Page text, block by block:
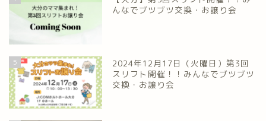
んなでブツブツ交換・お譲り会
5
2024年12月17日（火曜日）第3回
スリフト開催！！みんなでブツブツ
交換・お譲り会